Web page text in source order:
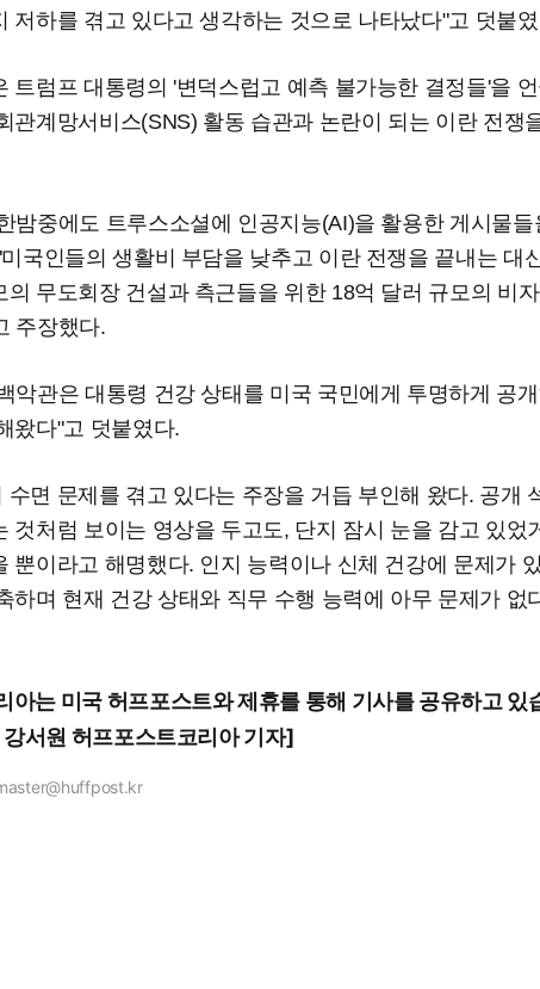
저하를 겪고 있다고 생각하는 것으로 나타났다"고 덧붙
트럼프 대통령의 '변덕스럽고 예측 불가능한 결정들'을
관계망서비스(SNS) 활동 습관과 논란이 되는 이란 전쟁
밤중에도 트루스소셜에 인공지능(AI)을 활용한 게시물들
국인들의 생활비 부담을 낮추고 이란 전쟁을 끝내는 대
의 무도회장 건설과 측근들을 위한 18억 달러 규모의 비
주장했다.
악관은 대통령 건강 상태를 미국 국민에게 투명하게 공
왔다"고 덧붙였다.
수면 문제를 겪고 있다는 주장을 거듭 부인해 왔다. 공개
것처럼 보이는 영상을 두고도, 단지 잠시 눈을 감고 있었
뿐이라고 해명했다. 인지 능력이나 신체 건강에 문제가
하며 현재 건강 상태와 직무 수행 능력에 아무 문제가 없
아는 미국허프포스트와제휴를 통해 기사를 공유하고 있
강서원 허프포스트코리아 기자]